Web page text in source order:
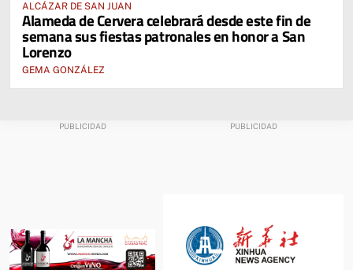
ALCÁZAR DE SAN JUAN
Alameda de Cervera celebrará desde este fin de
semana sus fiestas patronales en honor a San
Lorenzo
GEMA GONZÁLEZ